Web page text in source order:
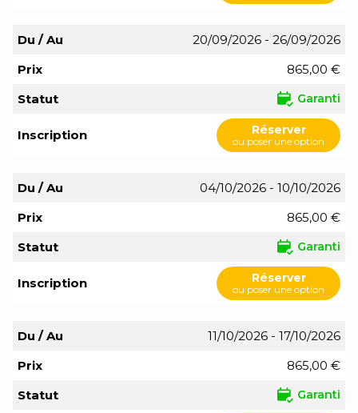
Du / Au
20/09/2026 - 26/09/2026
Prix
865,00 €
Statut
Garanti
Inscription Réserver
ou poser une option
Du / Au
04/10/2026 - 10/10/2026
Prix
865,00 €
Statut
Garanti
Inscription Réserver
ou poser une option
Du / Au
11/10/2026 - 17/10/2026
Prix
865,00 €
Statut
Garanti